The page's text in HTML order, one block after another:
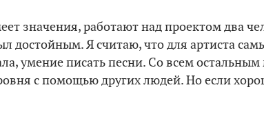
значения, работают над проектом два
достойным. Я считаю, что для артиста
умение писать песни. Со всем
с помощью других людей. Но если